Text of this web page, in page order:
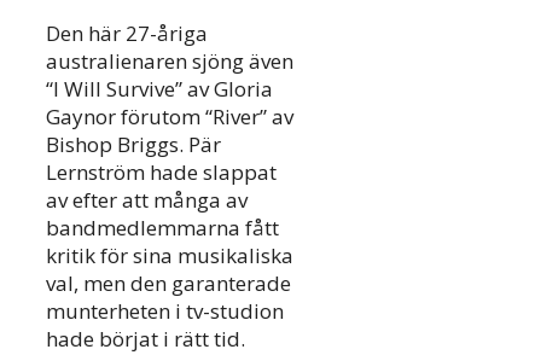
Den här 27-åriga
australienaren sjöng även
“I Will Survive” av Gloria
Gaynor förutom “River” av
Bishop Briggs. Pär
Lernström hade slappat
av efter att många av
bandmedlemmarna fått
kritik för sina musikaliska
val, men den garanterade
munterheten i tv-studion
hade börjat i rätt tid.